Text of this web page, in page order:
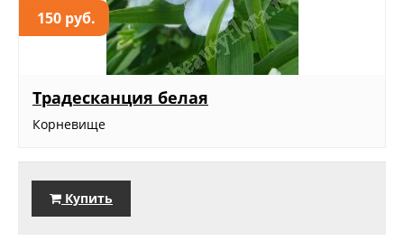
150 руб.
Традесканция белая
Корневище
Купить